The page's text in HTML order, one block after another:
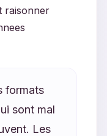
raisonner
formats
sont mal
Les